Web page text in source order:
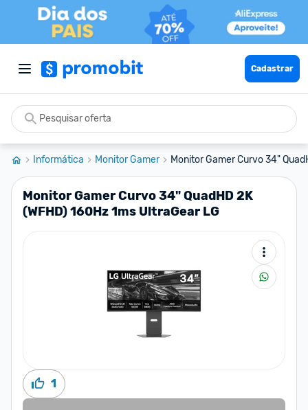
Cadastrar
Informática Monitor Gamer Monitor Gamer Curvo 34"
Monitor Gamer Curvo 34" QuadHD 2K
(WFHD) 160Hz 1ms UltraGear LG
1